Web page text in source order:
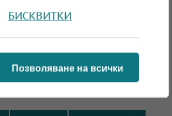
България те достигат 88,8
ниски са били цените при
БИСКВИТКИ
Позволяване на всички